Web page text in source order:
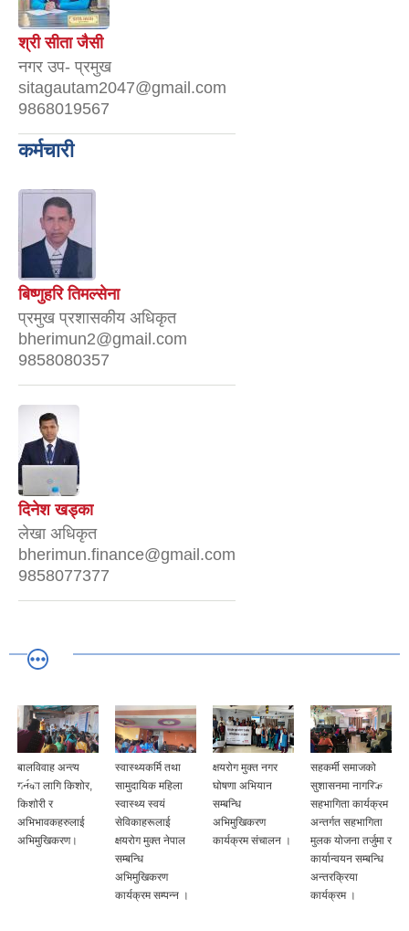
श्री सीता जैसी
नगर उप- प्रमुख
sitagautam2047@gmail.com
9868019567
कर्मचारी
बिष्णुहरि तिमल्सेना
प्रमुख प्रशासकीय अधिकृत
bherimun2@gmail.com
9858080357
दिनेश खड्का
लेखा अधिकृत
bherimun.finance@gmail.com
9858077377
बालविवाह अन्त्य
गर्नका लागि किशोर,
किशोरी र
अभिभावकहरुलाई
अभिमुखिकरण।
स्वास्थ्यकर्मि तथा
सामुदायिक महिला
स्वास्थ्य स्वयं
सेविकाहरूलाई
क्षयरोग मुक्त नेपाल
सम्बन्धि
अभिमुखिकरण
कार्यक्रम सम्पन्न ।
क्षयरोग मुक्त नगर
घोषणा अभियान
सम्बन्धि
अभिमुखिकरण
कार्यक्रम संचालन ।
सहकर्मी समाजको
सुशासनमा नागरिक
सहभागिता कार्यक्रम
अन्तर्गत सहभागिता
मुलक योजना तर्जुमा र
कार्यान्वयन सम्बन्धि
अन्तरक्रिया
कार्यक्रम ।